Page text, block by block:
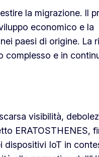
la migrazione. Il
economico e la
paesi di origine. La
complesso e in
visibilità,
ERATOSTHENES,
dispositivi IoT in